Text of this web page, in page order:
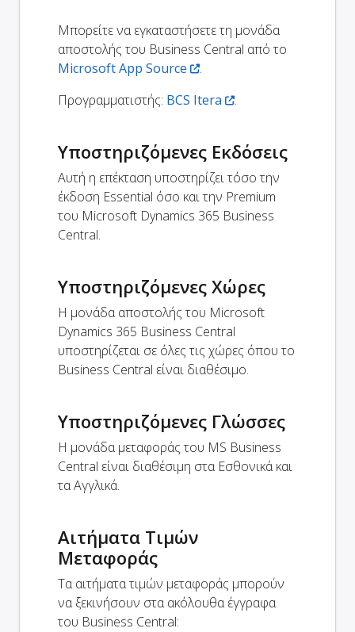
Μπορείτε να εγκαταστήσετε τη μονάδα
αποστολής του Business Central από το
Microsoft App Source
.
Προγραμματιστής: BCS Itera .
Υποστηριζόμενες Εκδόσεις
Αυτή η επέκταση υποστηρίζει τόσο την
έκδοση Essential όσο και την Premium
του Microsoft Dynamics 365 Business
Central.
Υποστηριζόμενες Χώρες
Η μονάδα αποστολής του Microsoft
Dynamics 365 Business Central
υποστηρίζεται σε όλες τις χώρες όπου το
Business Central είναι διαθέσιμο.
Υποστηριζόμενες Γλώσσες
Η μονάδα μεταφοράς του MS Business
Central είναι διαθέσιμη στα Εσθονικά και
τα Αγγλικά.
Αιτήματα Τιμών
Μεταφοράς
Τα αιτήματα τιμών μεταφοράς μπορούν
να ξεκινήσουν στα ακόλουθα έγγραφα
του Business Central: